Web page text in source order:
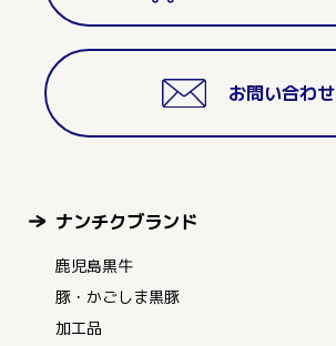
お問い合わせ
ナンチクブランド
鹿児島黒牛
豚・かごしま黒豚
加工品